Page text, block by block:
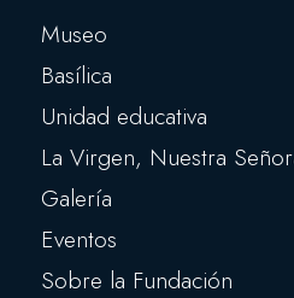
Museo
Basílica
Unidad educativa
La Virgen, Nuestra
Galería
Eventos
Sobre la Fundación